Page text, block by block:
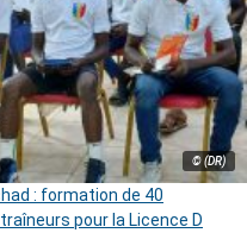
© (DR)
: formation de 40
pour la Licence D